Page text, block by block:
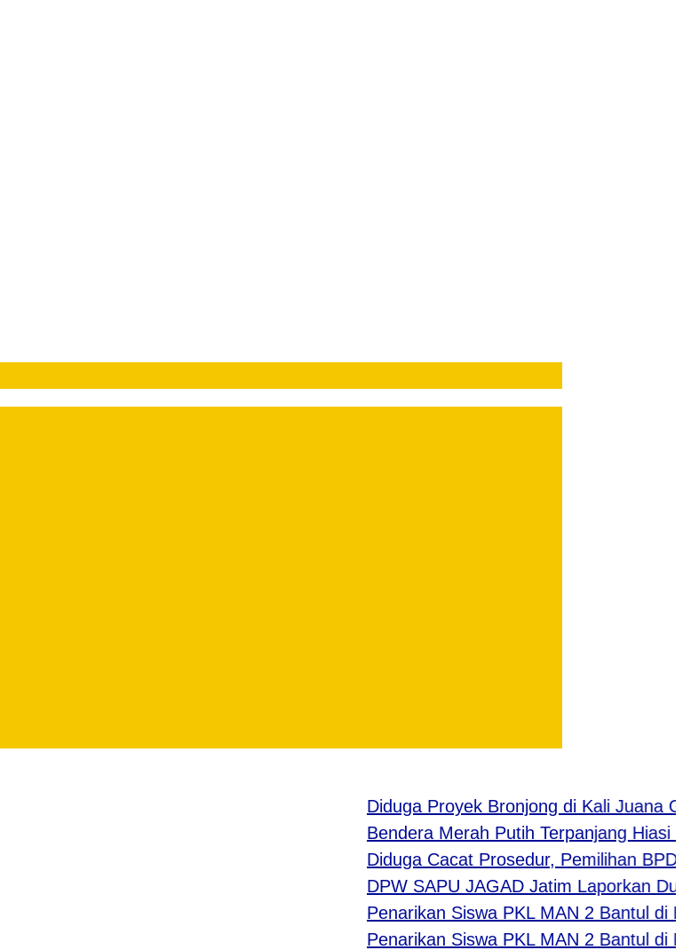
Diduga Proyek Bronjong di Kali Juana
Bendera Merah Putih Terpanjang Hiasi
Diduga Cacat Prosedur, Pemilihan BPD
DPW SAPU JAGAD Jatim Laporkan
Penarikan Siswa PKL MAN 2 Bantul di
Penarikan Siswa PKL MAN 2 Bantul di